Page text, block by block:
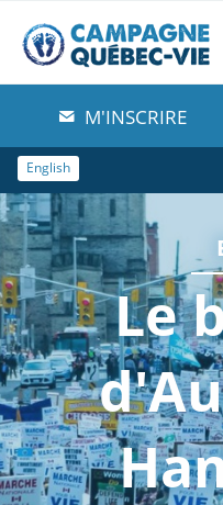
À propos de nous
Blog
Comprendre
Agir
Boutique
M'INSCRIRE
English
Le